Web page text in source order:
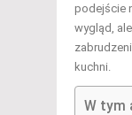
podejście
wygląd,
kuchni.
W tym